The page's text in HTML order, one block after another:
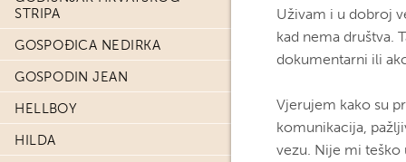
STRIPA
GOSPOĐICA NEDIRKA
GOSPODIN JEAN
HELLBOY
HILDA
Uživam i u dobroj
kad nema društva.
dokumentarni ili
Vjerujem kako su
komunikacija,
vezu. Nije mi teško